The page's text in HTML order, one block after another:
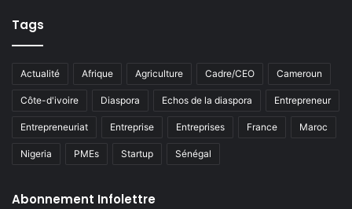
Tags
Actualité Afrique Agriculture Cadre/CEO Cameroun
Côte-d'ivoire Diaspora Echos de la diaspora Entrepreneur
Entrepreneuriat Entreprise Entreprises France Maroc
Nigeria PMEs Startup Sénégal
Abonnement Infolettre